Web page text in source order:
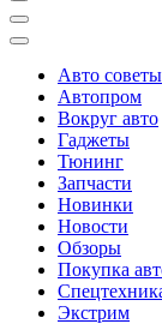
Авто советы
Автопром
Вокруг авто
Гаджеты
Тюнинг
Запчасти
Новинки
Новости
Обзоры
Покупка
Экстрим